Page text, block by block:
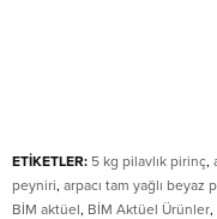
ETİKETLER: 5 kg pilavlık pirinç,
peyniri, arpacı tam yağlı beyaz
BİM aktüel, BİM Aktüel Ürünler,